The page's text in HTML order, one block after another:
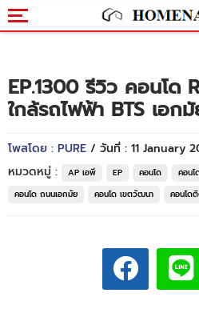
EP.1300 รีวิว คอนโด
ใกล้รถไฟฟ้า BTS เอก
โพสโดย : PURE / วันที่ : 11 January
หมวดหมู่ :
AP เอพี EP คอนโด คอนโ
คอนโด ถนนเอกมัย
คอนโด เขตวัฒนา คอนโด